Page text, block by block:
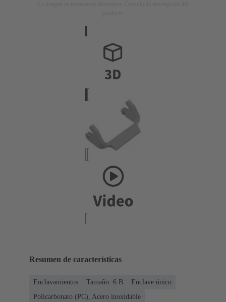
Resumen de características
Enclavamientos Tamaño: 6 B
Enclave único
Policarbonato (PC), Acero inoxidable